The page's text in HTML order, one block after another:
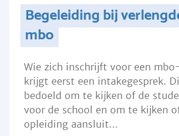
Begeleiding bij
mbo
Wie zich inschrijft voor een
krijgt eerst een intakegesprek.
bedoeld om te kijken of de
voor de school en om te kijken
opleiding aansluit...